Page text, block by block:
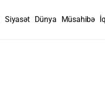
Siyasət Dünya Müsahibə